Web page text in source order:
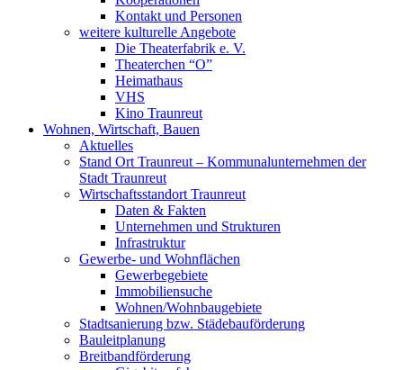
Kontakt und Personen
weitere kulturelle Angebote
Die Theaterfabrik e. V.
Theaterchen “O”
Heimathaus
VHS
Kino Traunreut
Wohnen, Wirtschaft, Bauen
Aktuelles
Stand Ort Traunreut – Kommunalunternehmen der
Stadt Traunreut
Wirtschaftsstandort Traunreut
Daten & Fakten
Unternehmen und Strukturen
Infrastruktur
Gewerbe- und Wohnflächen
Gewerbegebiete
Immobiliensuche
Wohnen/Wohnbaugebiete
Stadtsanierung bzw. Städebauförderung
Bauleitplanung
Breitbandförderung